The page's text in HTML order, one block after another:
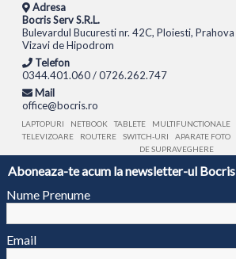
Aboneaza-te acum la newsletter-ul Bocris
Nume Prenume
Email
Adresa
Bocris Serv S.R.L.
Bulevardul Bucuresti nr. 42C, Ploiesti, Prahova
Vizavi de Hipodrom
Telefon
0344.401.060 / 0726.262.747
Mail
office@bocris.ro
LAPTOPURI NETBOOK TABLETE MULTIFUNCTIONALE
TELEVIZOARE
ROUTERE SWITCH-URI APARATE FOTO
DE SUPRAVEGHERE